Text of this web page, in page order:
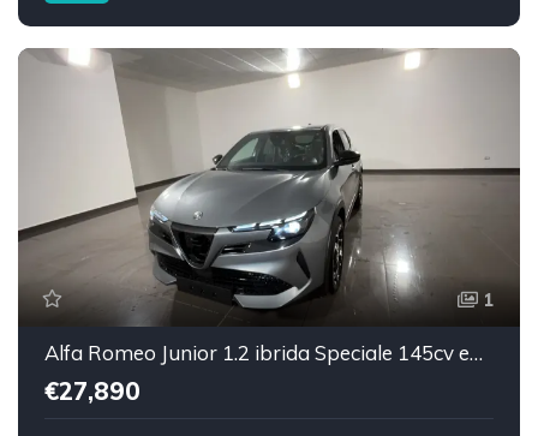
1
Alfa Romeo Junior 1.2 ibrida Speciale 145cv edct6
€27,890